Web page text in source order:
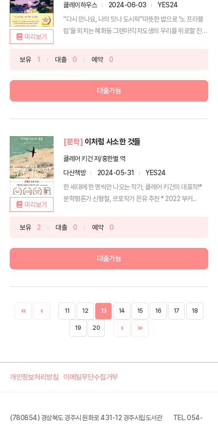
미리보기
클레이하우스
2024-06-03
YES24
“다시 만나요, 나의 맛나 도시락”따뜻한 밥으로 ‘노 프라블
럼’을 외치는 혜화동 그랜마!각자도생의 우리를 위로할 진
보유 1 대출 0 예약 0
대출가능
미리보기
[문학] 이처럼 사소한 것들
클레어 키건 저/홍한별 역
다산책방
2024-05-31
YES24
한 세대에 한 명씩만 나오는 작가, 클레어 키건의 대표작!*
문학평론가 신형철, 르포작가 은유 추천 * 2022 부커...
보유 2 대출 0 예약 0
대출가능
11 12 13 14 15 16 17 18
19 20
개인정보처리방침 이메일무단수집거부
(780854) 경상북도 경주시 원화로 431-12 경주시립도서관 TEL. 054-